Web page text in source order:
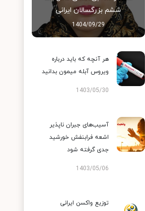
ششم بزرگسالان ایرانی
1404/09/29
هر آنچه که باید درباره
ویروس آبله میمون بدانید
1403/05/30
آسیب‌های جبران ناپذیر
اشعه فرابنفش خورشید
جدی گرفته شود
1403/05/06
توزیع واکسن ایرانی